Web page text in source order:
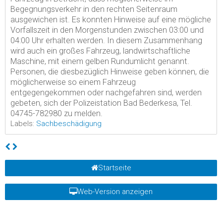
Begegnungsverkehr in den rechten Seitenraum
ausgewichen ist. Es konnten Hinweise auf eine mögliche
Vorfallszeit in den Morgenstunden zwischen 03:00 und
04:00 Uhr erhalten werden. In diesem Zusammenhang
wird auch ein großes Fahrzeug, landwirtschaftliche
Maschine, mit einem gelben Rundumlicht genannt.
Personen, die diesbezüglich Hinweise geben können, die
möglicherweise so einem Fahrzeug
entgegengekommen oder nachgefahren sind, werden
gebeten, sich der Polizeistation Bad Bederkesa, Tel.
04745-782980 zu melden.
Labels: Sachbeschädigung
Startseite
Web-Version anzeigen